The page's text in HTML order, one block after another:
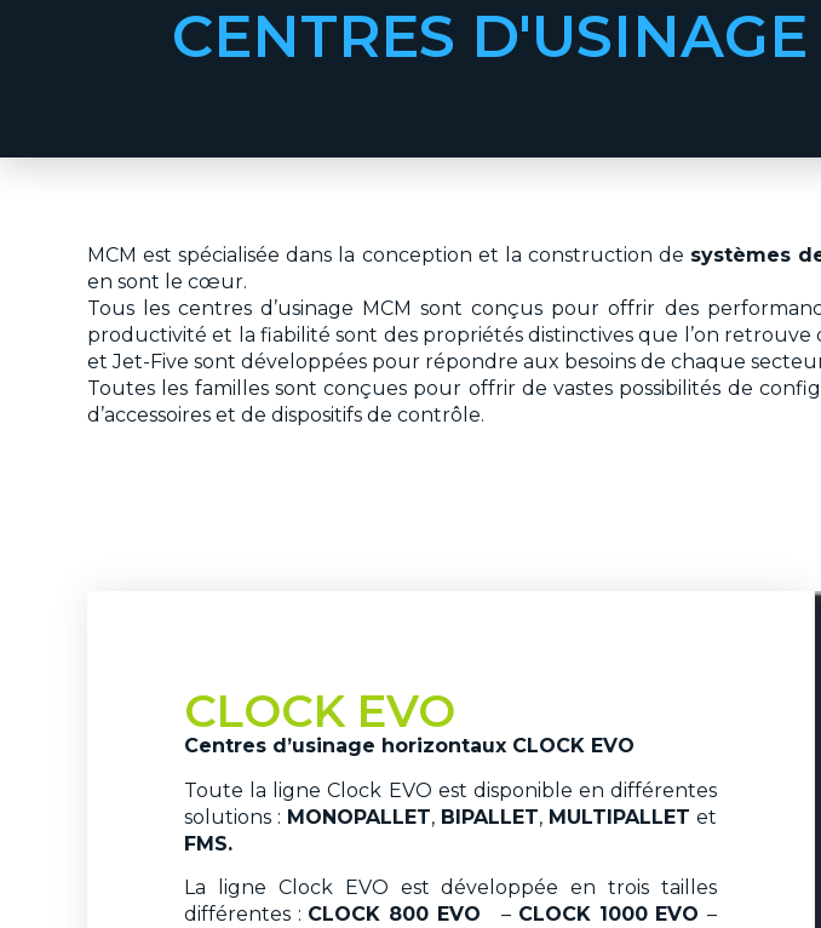
CENTRES
MCM est spécialisée dans la conception et la construction de systèmes
en sont le cœur.
Tous les centres d’usinage MCM sont conçus pour offrir des
productivité et la fiabilité sont des propriétés distinctives que l’on retrouve
et Jet-Five sont développées pour répondre aux besoins de chaque
Toutes les familles sont conçues pour offrir de vastes possibilités de
d’accessoires et de dispositifs de contrôle.
CLOCK EVO
Centres d’usinage horizontaux CLOCK EVO
Toute la ligne Clock EVO est disponible en différentes
solutions : MONOPALLET,BIPALLET, MULTIPALLET et
FMS.
La ligne Clock EVO est développée en trois tailles
différentes : CLOCK 800 EVO – CLOCK 1000 EVO–